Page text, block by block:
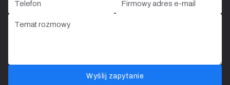
Wyślij zapytanie